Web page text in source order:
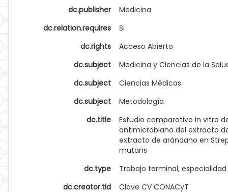
dc.publisher
Medicina
dc.relation.requires
Si
dc.rights
Acceso Abierto
dc.subject
Medicina y Ciencias de la
dc.subject
Ciencias Médicas
dc.subject
Metodología
dc.title
Estudio comparativo in vitro
antimicrobiano del extracto
extracto de arándano en
mutans
dc.type
Trabajo terminal, especialidad
dc.creator.tid
Clave CV CONACyT